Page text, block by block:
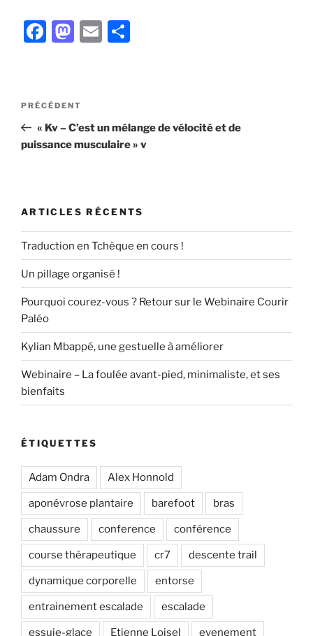
F
e
b
o
M
o
d
o
E
er
Navigation
l’article
Article
précédent
PRÉCÉDENT
« Kv – C’est un mélange de vélocité et de
puissance musculaire » v
ARTICLES RÉCENTS
Traduction en Tchèque en cours !
Un pillage organisé !
Pourquoi courez-vous ? Retour sur le Webinaire Courir
Paléo
Kylian Mbappé, une gestuelle à améliorer
Webinaire – La foulée avant-pied, minimaliste, et ses
bienfaits
ÉTIQUETTES
Adam Ondra Alex Honnold
aponévrose plantaire barefoot bras
chaussure conference conférence
course thérapeutique cr7 descente trail
dynamique corporelle entorse
entrainement escalade escalade
essuie-glace Etienne Loisel evenement